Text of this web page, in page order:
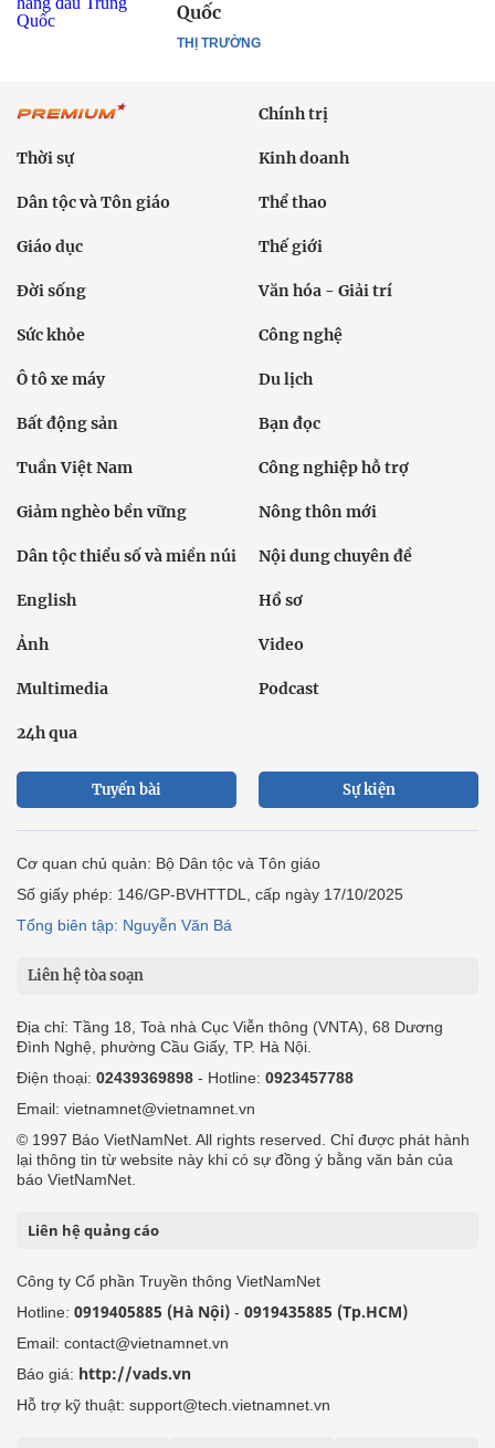
THỊ TRƯỜNG
Quốc
Chính trị
Thời sự Kinh doanh
Dân tộc và Tôn giáo Thể thao
Giáo dục Thế giới
Đời sống Văn hóa - Giải trí
Sức khỏe Công nghệ
Ô tô xe máy Du lịch
Bất động sản Bạn đọc
Tuần Việt Nam Công nghiệp hỗ trợ
Giảm nghèo bền vững Nông thôn mới
Dân tộc thiểu số và miền núi Nội dung chuyên đề
English Hồ sơ
Ảnh Video
Multimedia Podcast
24h qua
Tuyến bài Sự kiện
Cơ quan chủ quản: Bộ Dân tộc và Tôn giáo
Số giấy phép: 146/GP-BVHTTDL, cấp ngày 17/10/2025
Tổng biên tập: Nguyễn Văn Bá
Liên hệ tòa soạn
Địa chỉ: Tầng 18, Toà nhà Cục Viễn thông (VNTA), 68 Dương
Đình Nghệ, phường Cầu Giấy, TP. Hà Nội.
Điện thoại: 02439369898 - Hotline: 0923457788
Email: vietnamnet@vietnamnet.vn
© 1997 Báo VietNamNet. All rights reserved. Chỉ được phát hành
lại thông tin từ website này khi có sự đồng ý bằng văn bản của
báo VietNamNet.
Liên hệ quảng cáo
Công ty Cổ phần Truyền thông VietNamNet
Hotline: 0919405885 (Hà Nội) - 0919435885 (Tp.HCM)
Email: contact@vietnamnet.vn
Báo giá: http://vads.vn
Hỗ trợ kỹ thuật: support@tech.vietnamnet.vn